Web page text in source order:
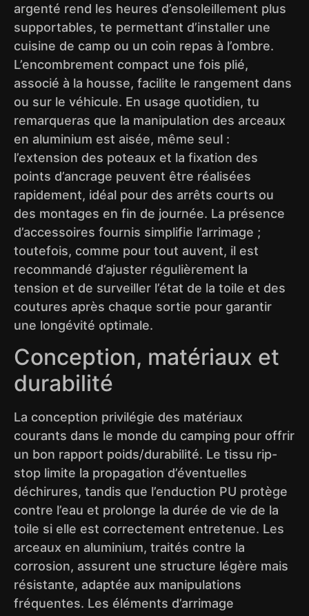
argenté rend les heures d’ensoleillement plus
supportables, te permettant d’installer une
cuisine de camp ou un coin repas à l’ombre.
L’encombrement compact une fois plié,
associé à la housse, facilite le rangement dans
ou sur le véhicule. En usage quotidien, tu
remarqueras que la manipulation des arceaux
en aluminium est aisée, même seul :
l’extension des poteaux et la fixation des
points d’ancrage peuvent être réalisées
rapidement, idéal pour des arrêts courts ou
des montages en fin de journée. La présence
d’accessoires fournis simplifie l’arrimage ;
toutefois, comme pour tout auvent, il est
recommandé d’ajuster régulièrement la
tension et de surveiller l’état de la toile et des
coutures après chaque sortie pour garantir
une longévité optimale.
Conception, matériaux et
durabilité
La conception privilégie des matériaux
courants dans le monde du camping pour offrir
un bon rapport poids/durabilité. Le tissu rip-
stop limite la propagation d’éventuelles
déchirures, tandis que l’enduction PU protège
contre l’eau et prolonge la durée de vie de la
toile si elle est correctement entretenue. Les
arceaux en aluminium, traités contre la
corrosion, assurent une structure légère mais
résistante, adaptée aux manipulations
fréquentes. Les éléments d’arrimage